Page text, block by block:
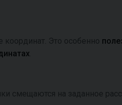
Это особенно
смещаются на заданное